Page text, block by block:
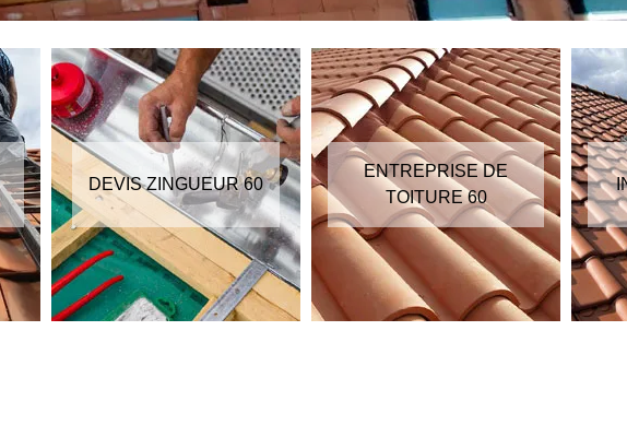
DEVIS ZINGUEUR 60
ENTREPRISE DE
TOITURE 60